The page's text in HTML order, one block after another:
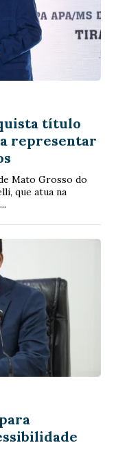
título
representar
Mato Grosso do
que atua na